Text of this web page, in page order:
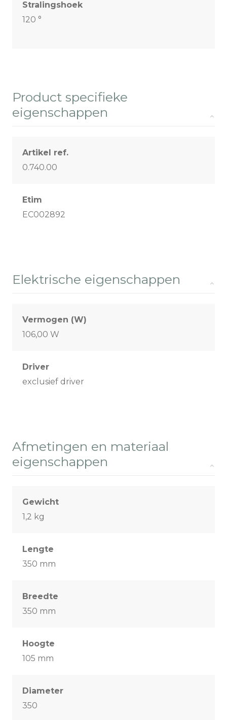
Stralingshoek
120 °
Product specifieke
eigenschappen
Artikel ref.
0.740.00
Etim
EC002892
Elektrische eigenschappen
Vermogen (W)
106,00 W
Driver
exclusief driver
Afmetingen en materiaal
eigenschappen
Gewicht
1,2 kg
Lengte
350 mm
Breedte
350 mm
Hoogte
105 mm
Diameter
350